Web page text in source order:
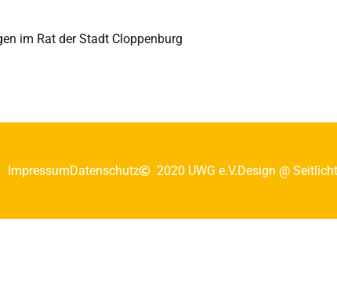
im Rat der Stadt Cloppenburg
ImpressumDatenschutz 2020 UWG e.V.Design @